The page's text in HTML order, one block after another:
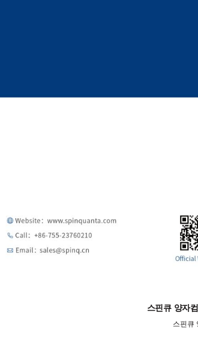
스핀큐 양자
스핀큐